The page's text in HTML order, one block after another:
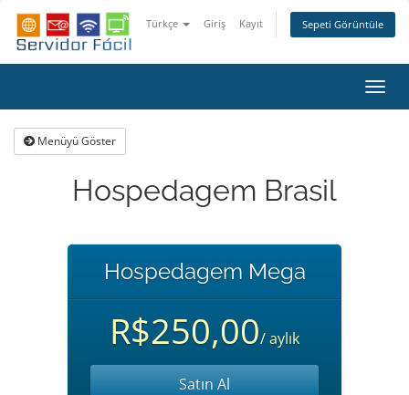
Türkçe Giriş Kayıt Sepeti Görüntüle
Menüyü Göster
Hospedagem Brasil
Hospedagem Mega
R$250,00/ aylık
Satın Al